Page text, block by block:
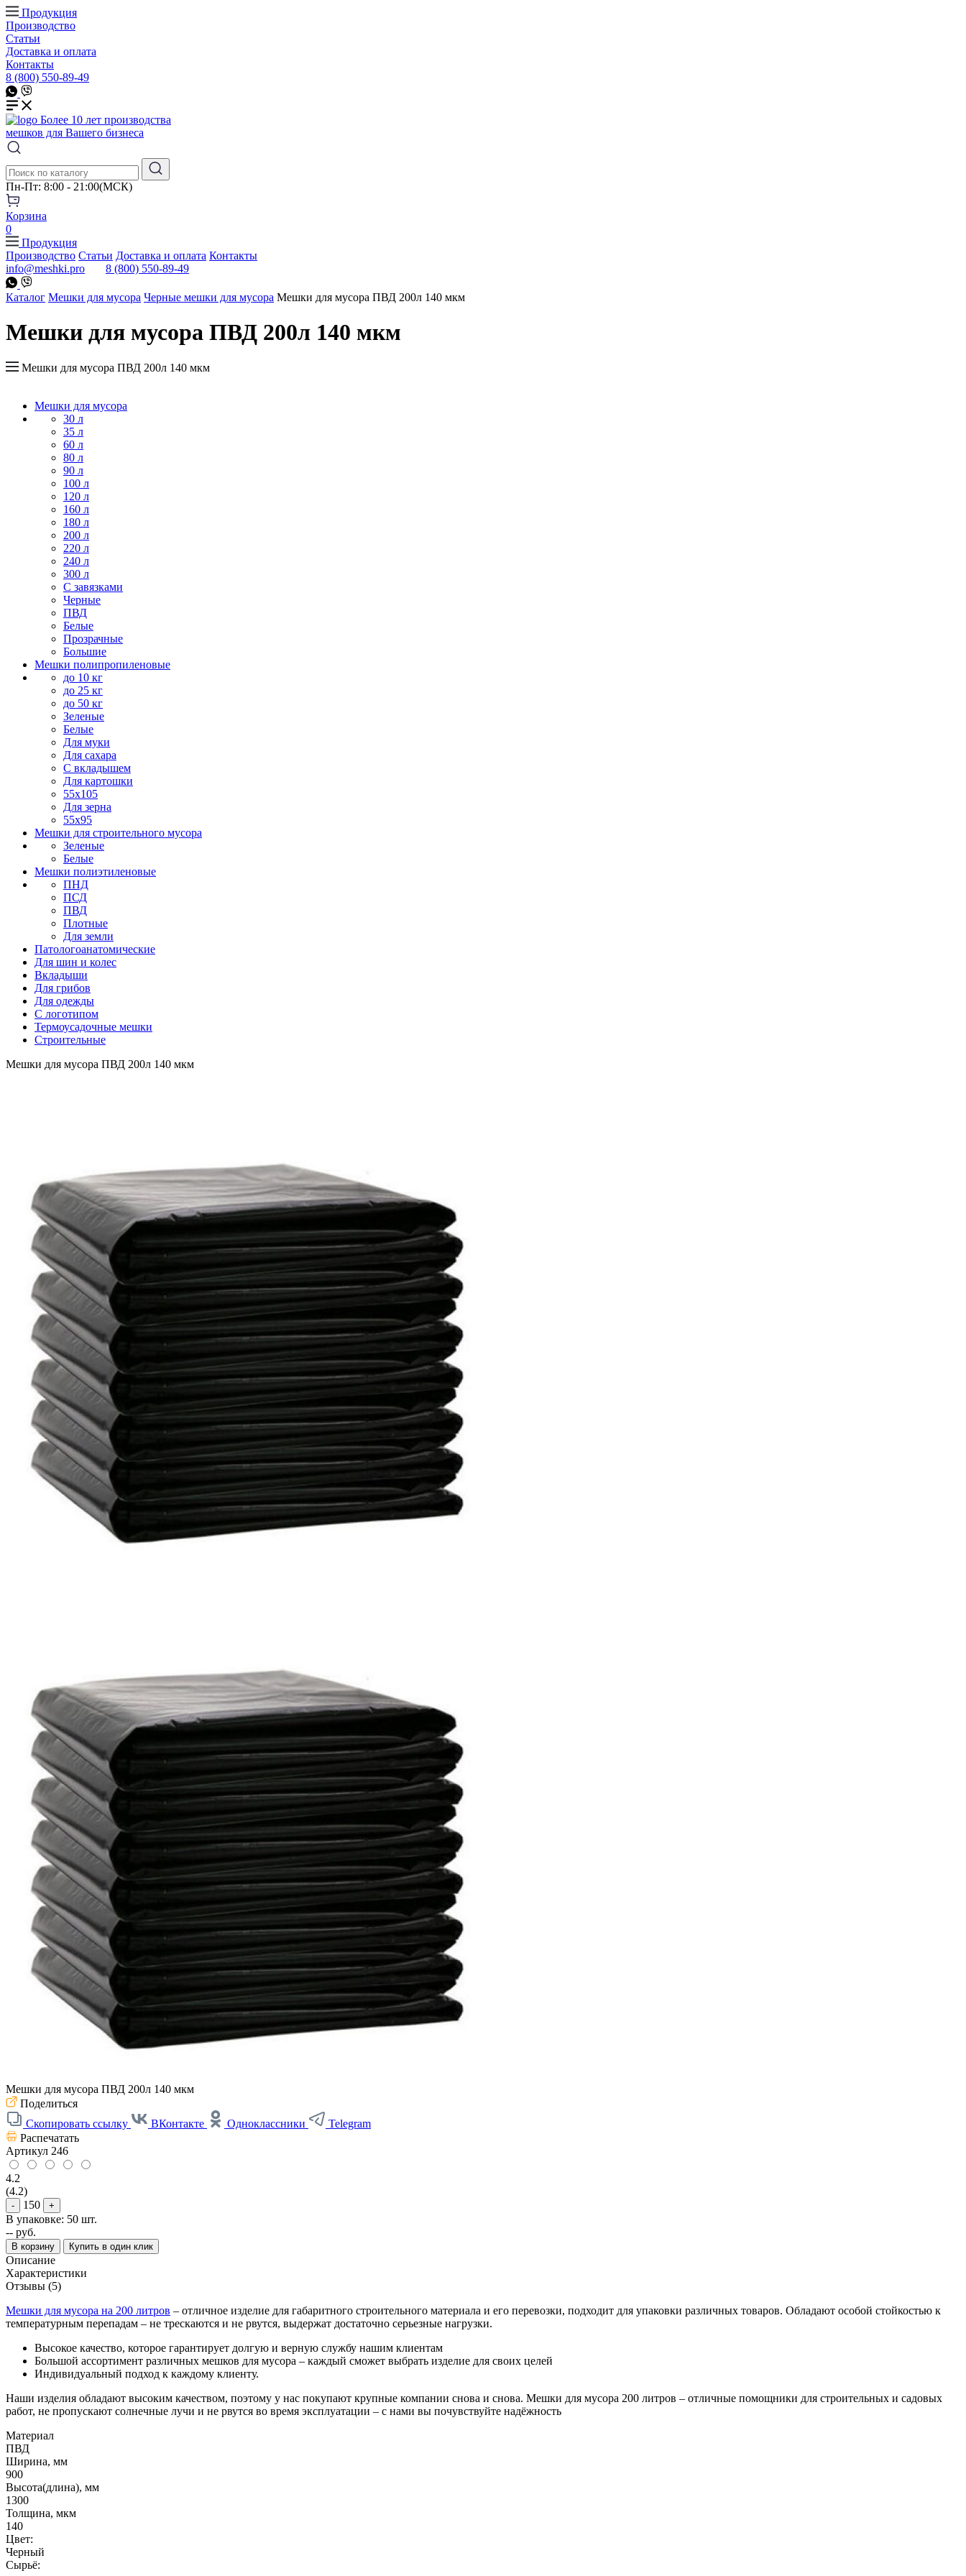
Продукция
Производство
Статьи
Доставка и оплата
Контакты
8 (800) 550-89-49
Более 10 лет производства
мешков для Вашего бизнеса
Пн-Пт: 8:00 - 21:00(МСК)
Корзина
0
Продукция
Производство Статьи Доставка и оплата Контакты
info@meshki.pro
8 (800) 550-89-49
Каталог Мешки для мусора Черные мешки для мусора Мешки для мусора ПВД 200л 140 мкм
Мешки для мусора ПВД 200л 140 мкм
Мешки для мусора ПВД 200л 140 мкм
Мешки для мусора
30 л
35 л
60 л
80 л
90 л
100 л
120 л
160 л
180 л
200 л
220 л
240 л
300 л
С завязками
Черные
ПВД
Белые
Прозрачные
Большие
Мешки полипропиленовые
до 10 кг
до 25 кг
до 50 кг
Зеленые
Белые
Для муки
Для сахара
С вкладышем
Для картошки
55х105
Для зерна
55х95
Мешки для строительного мусора
Зеленые
Белые
Мешки полиэтиленовые
ПНД
ПСД
ПВД
Плотные
Для земли
Патологоанатомические
Для шин и колес
Вкладыши
Для грибов
Для одежды
С логотипом
Термоусадочные мешки
Строительные
Мешки для мусора ПВД 200л 140 мкм
Мешки для мусора ПВД 200л 140 мкм
Поделиться
Скопировать ссылку
ВКонтакте Одноклассники
Telegram
Распечатать
Артикул 246
4.2
(4.2)
- 150 +
В упаковке: 50 шт.
-- руб.
В корзину Купить в один клик
Описание
Характеристики
Отзывы (5)
Мешки для мусора на 200 литров – отличное изделие для габаритного строительного материала и его перевозки, подходит для упаковки различных товаров. Обладают особой стойкостью к
температурным перепадам – не трескаются и не рвутся, выдержат достаточно серьезные нагрузки.
Высокое качество, которое гарантирует долгую и верную службу нашим клиентам
Большой ассортимент различных мешков для мусора – каждый сможет выбрать изделие для своих целей
Индивидуальный подход к каждому клиенту.
Наши изделия обладают высоким качеством, поэтому у нас покупают крупные компании снова и снова. Мешки для мусора 200 литров – отличные помощники для строительных и садовых
работ, не пропускают солнечные лучи и не рвутся во время эксплуатации – с нами вы почувствуйте надёжность
Материал
ПВД
Ширина, мм
900
Высота(длина), мм
1300
Толщина, мкм
140
Цвет:
Черный
Сырьё: